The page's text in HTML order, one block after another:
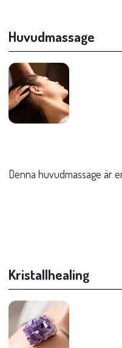
Huvudmassage
Denna huvudmassage är
Kristallhealing